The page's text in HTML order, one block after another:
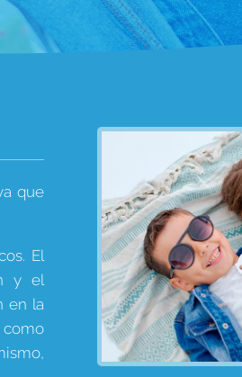
que
El
y el
en la
como